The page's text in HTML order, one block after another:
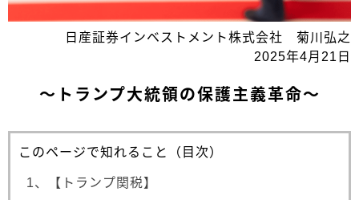
日産証券インベストメント株式会社 菊川弘之
2025年4月21日
～トランプ大統領の保護主義革命～
このページで知れること（目次）
1、【トランプ関税】